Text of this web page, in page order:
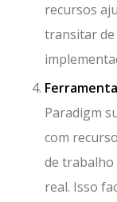
recursos
transitar de
Paradigm
com
de trabalho
real. Isso